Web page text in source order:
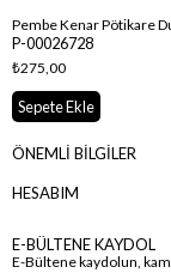
P-00026728
₺275,00
Sepete Ekle
ÖNEMLİ BİLGİLER
HESABIM
E-BÜLTENE KAYDOL
E-Bültene kaydolun,